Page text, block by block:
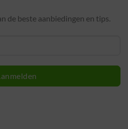
de beste aanbiedingen en tips.